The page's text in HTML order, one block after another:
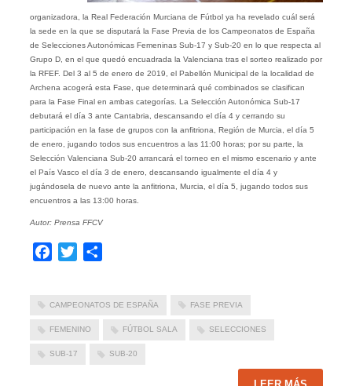
organizadora, la Real Federación Murciana de Fútbol ya ha revelado cuál será
la sede en la que se disputará la Fase Previa de los Campeonatos de España
de Selecciones Autonómicas Femeninas Sub-17 y Sub-20 en lo que respecta al
Grupo D, en el que quedó encuadrada la Valenciana tras el sorteo realizado por
la RFEF. Del 3 al 5 de enero de 2019, el Pabellón Municipal de la localidad de
Archena acogerá esta Fase, que determinará qué combinados se clasifican
para la Fase Final en ambas categorías. La Selección Autonómica Sub-17
debutará el día 3 ante Cantabria, descansando el día 4 y cerrando su
participación en la fase de grupos con la anfitriona, Región de Murcia, el día 5
de enero, jugando todos sus encuentros a las 11:00 horas; por su parte, la
Selección Valenciana Sub-20 arrancará el torneo en el mismo escenario y ante
el País Vasco el día 3 de enero, descansando igualmente el día 4 y
jugándosela de nuevo ante la anfitriona, Murcia, el día 5, jugando todos sus
encuentros a las 13:00 horas.
Autor: Prensa FFCV
Facebook
Twitter
CAMPEONATOS DE ESPAÑA FASE PREVIA
FEMENINO FÚTBOL SALA SELECCIONES
SUB-17 SUB-20